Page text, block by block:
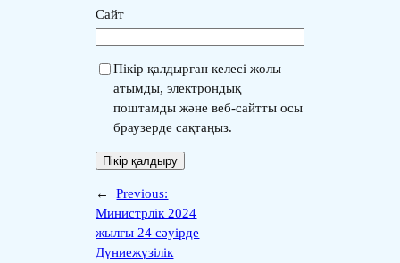
Сайт
Пікір қалдырған келесі жолы
атымды, электрондық
поштамды және веб-сайтты осы
браузерде сақтаңыз.
←
Previous:
Министрлік 2024
жылғы 24 сәуірде
Дүниежүзілік